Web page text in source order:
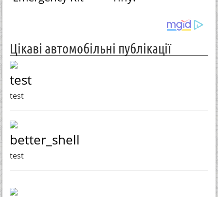
Цікаві автомобільні публікації
test
test
better_shell
test